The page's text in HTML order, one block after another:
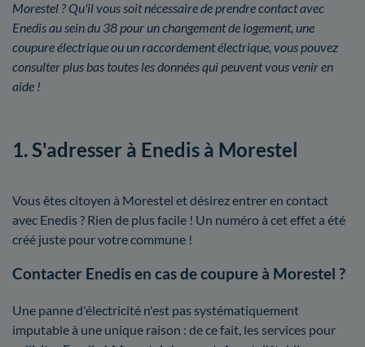
Morestel ? Qu'il vous soit nécessaire de prendre contact avec
Enedis au sein du 38 pour un changement de logement, une
coupure électrique ou un raccordement électrique, vous pouvez
consulter plus bas toutes les données qui peuvent vous venir en
aide !
1. S'adresser à Enedis à Morestel
Vous êtes citoyen à Morestel et désirez entrer en contact
avec Enedis ? Rien de plus facile ! Un numéro à cet effet a été
créé juste pour votre commune !
Contacter Enedis en cas de coupure à Morestel ?
Une panne d'électricité n'est pas systématiquement
imputable à une unique raison : de ce fait, les services pour